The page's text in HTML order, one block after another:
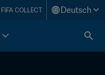
FIFA COLLECT Deutsch